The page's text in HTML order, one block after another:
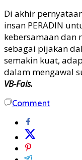
Di akhir
insan PERADIN
kebersamaan dan
sebagai pijakan
semakin kuat,
dalam mengawal
VB-Fais.
Comment